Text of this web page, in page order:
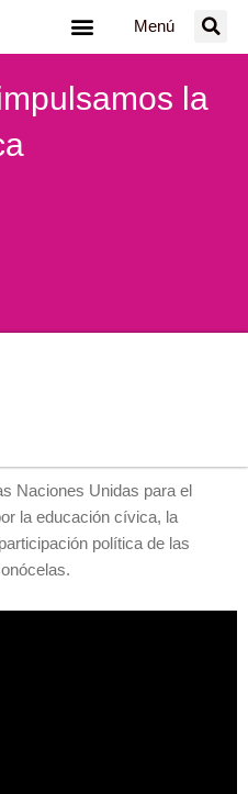
Menú
la
Naciones Unidas para el
la educación cívica, la
política de las